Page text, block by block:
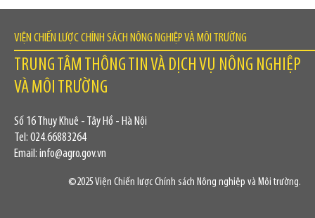
VIỆN CHIẾN LƯỢC CHÍNH SÁCH NÔNG NGHIỆP VÀ MÔI TRƯỜNG
TRUNG TÂM THÔNG TIN VÀ DỊCH VỤ NÔNG NGHIỆP
VÀ MÔI TRƯỜNG
Số 16 Thụy Khuê - Tây Hồ - Hà Nội
Tel: 024.66883264
Email: info@agro.gov.vn
©2025 Viện Chiến lược Chính sách Nông nghiệp và Môi trường.